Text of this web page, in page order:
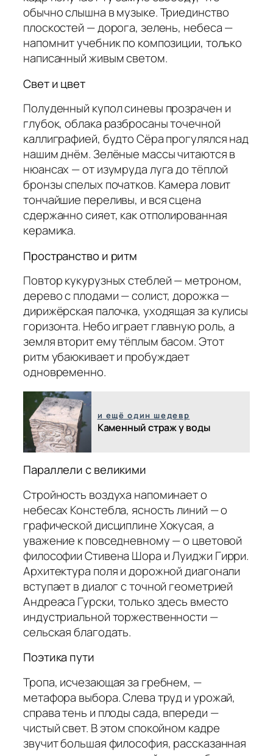
обычно слышна в музыке. Триединство
плоскостей — дорога, зелень, небеса —
напомнит учебник по композиции, только
написанный живым светом.
Свет и цвет
Полуденный купол синевы прозрачен и
глубок, облака разбросаны точечной
каллиграфией, будто Сёра прогулялся над
нашим днём. Зелёные массы читаются в
нюансах — от изумруда луга до тёплой
бронзы спелых початков. Камера ловит
тончайшие переливы, и вся сцена
сдержанно сияет, как отполированная
керамика.
Пространство и ритм
Повтор кукурузных стеблей — метроном,
дерево с плодами — солист, дорожка —
дирижёрская палочка, уходящая за кулисы
горизонта. Небо играет главную роль, а
земля вторит ему тёплым басом. Этот
ритм убаюкивает и пробуждает
одновременно.
и ещё один шедевр
Каменный страж у воды
Параллели с великими
Стройность воздуха напоминает о
небесах Констебла, ясность линий — о
графической дисциплине Хокусая, а
уважение к повседневному — о цветовой
философии Стивена Шора и Луиджи Гирри.
Архитектура поля и дорожной диагонали
вступает в диалог с точной геометрией
Андреаса Гурски, только здесь вместо
индустриальной торжественности —
сельская благодать.
Поэтика пути
Тропа, исчезающая за гребнем, —
метафора выбора. Слева труд и урожай,
справа тень и плоды сада, впереди —
чистый свет. В этом спокойном кадре
звучит большая философия, рассказанная